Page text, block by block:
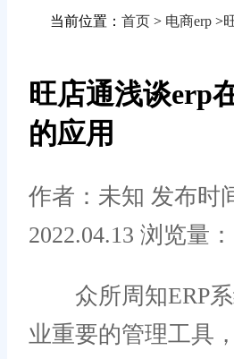
当前位置： 首页 > 电商erp >旺
旺店通浅谈erp
的应用
作者：未知 发布时
2022.04.13 浏览量
众所周知ERP系
业重要的管理工具